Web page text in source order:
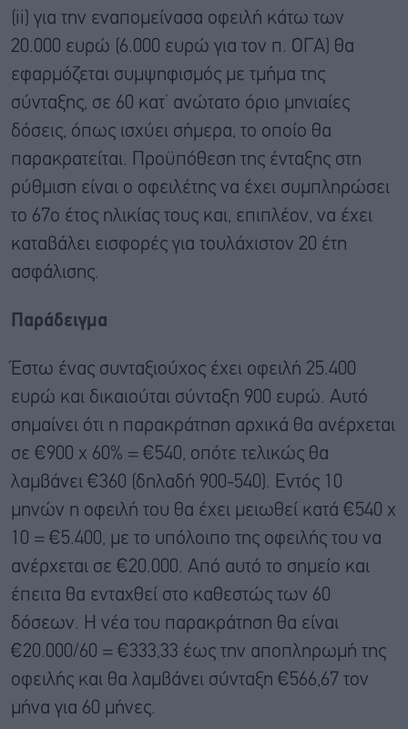
(ii) για την εναπομείνασα οφειλή κάτω των
20.000 ευρώ (6.000 ευρώ για τον π. ΟΓΑ) θα
εφαρμόζεται συμψηφισμός με τμήμα της
σύνταξης, σε 60 κατ’ ανώτατο όριο μηνιαίες
δόσεις, όπως ισχύει σήμερα, το οποίο θα
παρακρατείται. Προϋπόθεση της ένταξης στη
ρύθμιση είναι ο οφειλέτης να έχει συμπληρώσει
το 67ο έτος ηλικίας τους και, επιπλέον, να έχει
καταβάλει εισφορές για τουλάχιστον 20 έτη
ασφάλισης.
Παράδειγμα
Έστω ένας συνταξιούχος έχει οφειλή 25.400
ευρώ και δικαιούται σύνταξη 900 ευρώ. Αυτό
σημαίνει ότι η παρακράτηση αρχικά θα ανέρχεται
σε €900 x 60% = €540, οπότε τελικώς θα
λαμβάνει €360 (δηλαδή 900-540). Εντός 10
μηνών η οφειλή του θα έχει μειωθεί κατά €540 x
10 = €5.400, με το υπόλοιπο της οφειλής του να
ανέρχεται σε €20.000. Από αυτό το σημείο και
έπειτα θα ενταχθεί στο καθεστώς των 60
δόσεων. Η νέα του παρακράτηση θα είναι
€20.000/60 = €333,33 έως την αποπληρωμή της
οφειλής και θα λαμβάνει σύνταξη €566,67 τον
μήνα για 60 μήνες.